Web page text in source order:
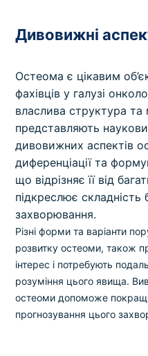
Дивовижні
Остеома є цікавим
фахівців у галузі
власлива структура та
представляють
дивовижних аспектів
диференціації та
що відрізняє її від
підкреслює складність
захворювання.
Різні форми та варіанти
розвитку остеоми, також
інтерес і потребують
розуміння цього явища.
остеоми допоможе
прогнозування цього